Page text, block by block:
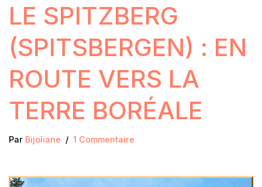
LE SPITZBERG
(SPITSBERGEN) : EN
ROUTE VERS LA
TERRE BORÉALE
Par Bijoliane 1 Commentaire